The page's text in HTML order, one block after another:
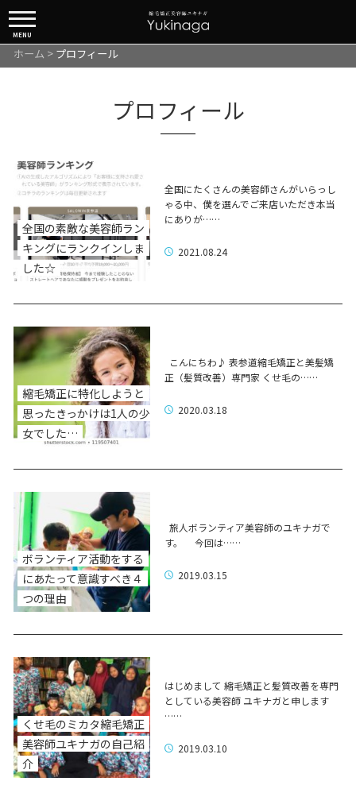
MENU
ホーム > プロフィール
プロフィール
全国の素敵な美容師ラン
キングにランクインしま
した☆
全国にたくさんの美容師さんがいらっし
ゃる中、僕を選んでご来店いただき本当
にありが……
2021.08.24
縮毛矯正に特化しようと
思ったきっかけは1人の少
女でした…
こんにちわ♪ 表参道縮毛矯正と美髪矯
正（髪質改善）専門家 くせ毛の……
2020.03.18
ボランティア活動をする
にあたって意識すべき４
つの理由
旅人ボランティア美容師のユキナガで
す。 今回は……
2019.03.15
くせ毛のミカタ縮毛矯正
美容師ユキナガの自己紹
介
はじめまして 縮毛矯正と髪質改善を専門
としている美容師 ユキナガと申します
……
2019.03.10